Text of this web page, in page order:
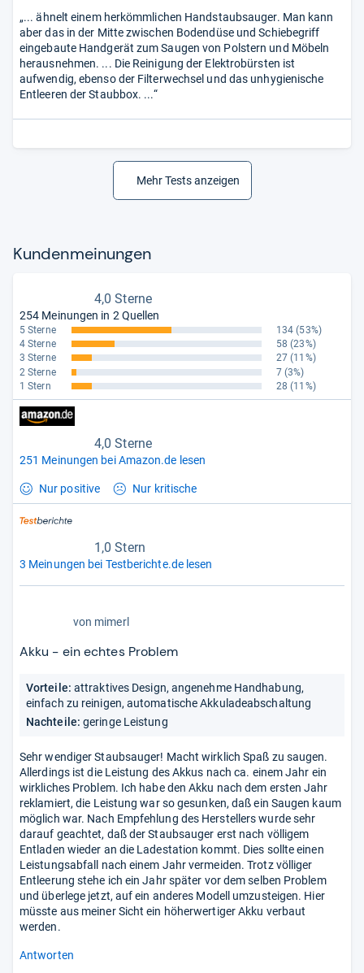
„... ähnelt einem herkömmlichen Handstaubsauger. Man kann
aber das in der Mitte zwischen Bodendüse und Schiebegriff
eingebaute Handgerät zum Saugen von Polstern und Möbeln
herausnehmen. ... Die Reinigung der Elektrobürsten ist
aufwendig, ebenso der Filterwechsel und das unhygienische
Entleeren der Staubbox. ...“
Mehr Tests anzeigen
Kun­den­mei­nun­gen
4,0 Sterne
254 Meinungen in 2 Quellen
5 Sterne 134 (53%)
4 Sterne
58 (23%)
3 Sterne
27 (11%)
2 Sterne
7 (3%)
1 Stern
28 (11%)
4,0 Sterne
251 Meinungen bei Amazon.de lesen
Nur positive Nur kritische
1,0 Stern
3 Meinungen bei Testberichte.de lesen
5
von mimerl
Akku - ein echtes Problem
Vorteile: attraktives Design, angenehme Handhabung,
einfach zu reinigen, automatische Akkuladeabschaltung
Nachteile: geringe Leistung
Sehr wendiger Staubsauger! Macht wirklich Spaß zu saugen.
Allerdings ist die Leistung des Akkus nach ca. einem Jahr ein
wirkliches Problem. Ich habe den Akku nach dem ersten Jahr
reklamiert, die Leistung war so gesunken, daß ein Saugen kaum
möglich war. Nach Empfehlung des Herstellers wurde sehr
darauf geachtet, daß der Staubsauger erst nach völligem
Entladen wieder an die Ladestation kommt. Dies sollte einen
Leistungsabfall nach einem Jahr vermeiden. Trotz völliger
Entleerung stehe ich ein Jahr später vor dem selben Problem
und überlege jetzt, auf ein anderes Modell umzusteigen. Hier
müsste aus meiner Sicht ein höherwertiger Akku verbaut
werden.
Antworten